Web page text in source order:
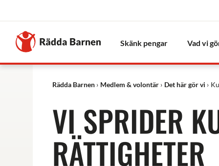
Till
Rädda
Barnens
startsida
Skänk pengar Vad vi
Rädda Barnen Medlem & volontär Det här gör vi
VI SPRIDER
RÄTTIGHETER